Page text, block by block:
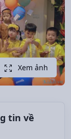
Xem ảnh
tin về